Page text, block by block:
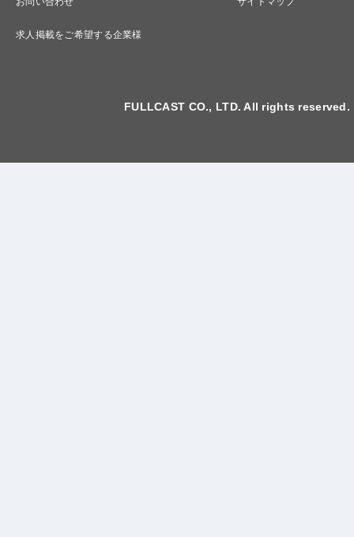
求人掲載をご希望する企業様
FULLCAST CO., LTD. All rights reserved.